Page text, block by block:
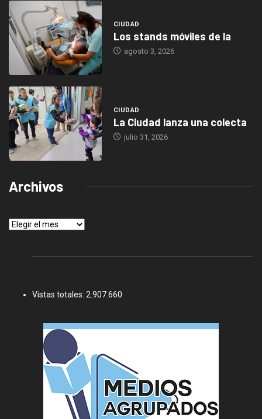
CIUDAD
Los stands móviles de la
agosto 3, 2026
CIUDAD
La Ciudad lanza una colecta
julio 31, 2026
Archivos
Archivos
Vistas totales: 2.907.660